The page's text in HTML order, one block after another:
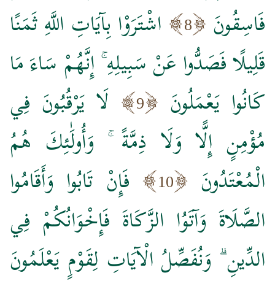
فَاسِقُونَ
8
اشْتَرَوْا بِآيَاتِ اللَّهِ ثَمَنًا
قَلِيلًا فَصَدُّوا عَنْ سَبِيلِهِ ۚ إِنَّهُمْ سَاءَ مَا
كَانُوا يَعْمَلُونَ
9
لَا يَرْقُبُونَ فِي
مُؤْمِنٍ إِلًّا وَلَا ذِمَّةً ۚ وَأُولَٰئِكَ هُمُ
الْمُعْتَدُونَ
10
فَإِنْ تَابُوا وَأَقَامُوا
الصَّلَاةَ وَآتَوُا الزَّكَاةَ فَإِخْوَانُكُمْ فِي
الدِّينِ ۗ وَنُفَصِّلُ الْآيَاتِ لِقَوْمٍ يَعْلَمُونَ